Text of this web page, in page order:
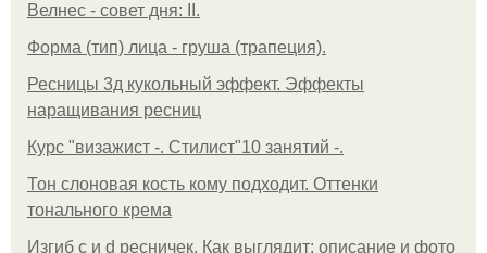
Велнес - совет дня: II.
Форма (тип) лица - груша (трапеция).
Ресницы 3д кукольный эффект. Эффекты
наращивания ресниц
Курс "визажист -. Стилист"10 занятий -.
Тон слоновая кость кому подходит. Оттенки
тонального крема
Изгиб c и d ресничек. Как выглядит: описание и фото